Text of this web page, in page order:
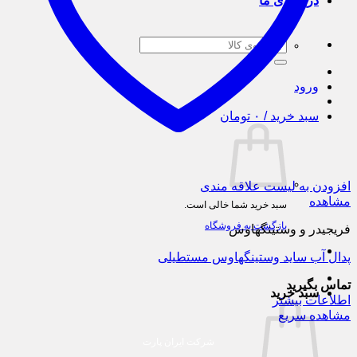
جستجو
برای:
ورود
سبد خرید / ۰ تومان
سبد خرید شما خالی است.
بازگشت به فروشگاه
سبد خرید
افزودن به لیست علاقه مندی
مشاهده
فریجیدر و وستینگهاوس
پدال آب ساید وستینگهاوس مستطیلی
تماس بگیرید
اطلاعات بیشتر
مشاهده سریع